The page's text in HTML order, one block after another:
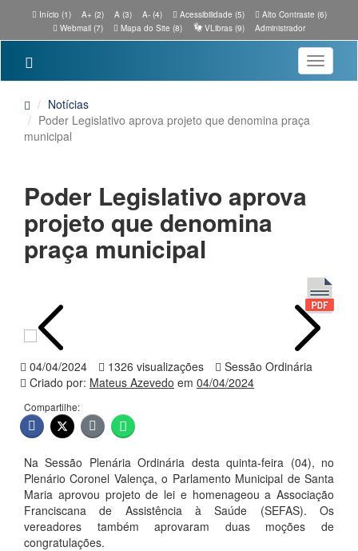
Início (1) A+ (2) A (3) A- (4) Acessibilidade (5)
Alto Contraste (6)
Webmail (7)
Mapa do Site (8) VLibras (9) Administrador
Toggle
Notícias
Poder Legislativo aprova projeto que denomina praça
municipal
Poder Legislativo aprova
projeto que denomina
praça municipal
04/04/2024 1326 visualizações
Sessão Ordinária
Criado por: Mateus Azevedo em 04/04/2024
Compartilhe:
Na Sessão Plenária Ordinária desta quinta-feira (04), no
Plenário Coronel Valença, o Parlamento Municipal de Santa
Maria aprovou projeto de lei e homenageou a Associação
Franciscana de Assistência à Saúde (SEFAS). Os
vereadores também aprovaram duas moções de
congratulações.